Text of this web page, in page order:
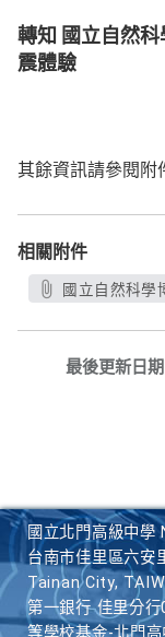
轉知 國立自然
震體驗
其餘資訊請參閱附
相關附件
國立自然科學
最後更新日期
國立北門高級中
台南市佳里區六
Tainan City,
第一銀行 佳里分
等學校基金-北門